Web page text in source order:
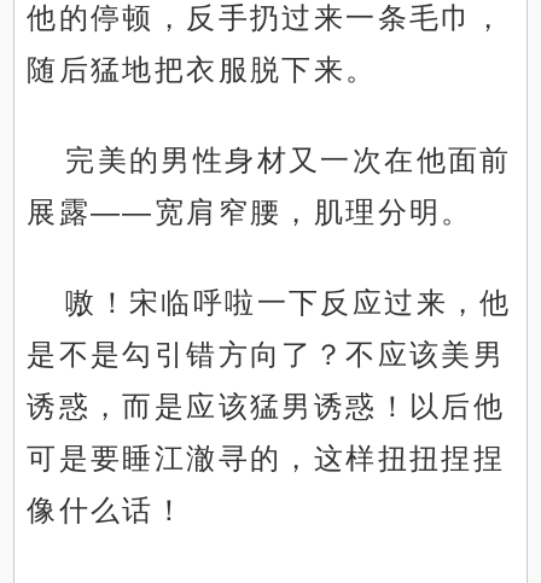
他的停顿，反手扔过来一条毛巾，
随后猛地把衣服脱下来。
完美的男性身材又一次在他面前
展露——宽肩窄腰，肌理分明。
嗷！宋临呼啦一下反应过来，他
是不是勾引错方向了？不应该美男
诱惑，而是应该猛男诱惑！以后他
可是要睡江澈寻的，这样扭扭捏捏
像什么话！